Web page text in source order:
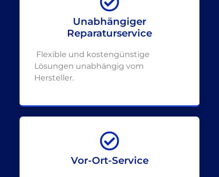
Unabhängiger
Reparaturservice
Flexible und kostengünstige
Lösungen unabhängig vom
Hersteller.
Vor-Ort-Service